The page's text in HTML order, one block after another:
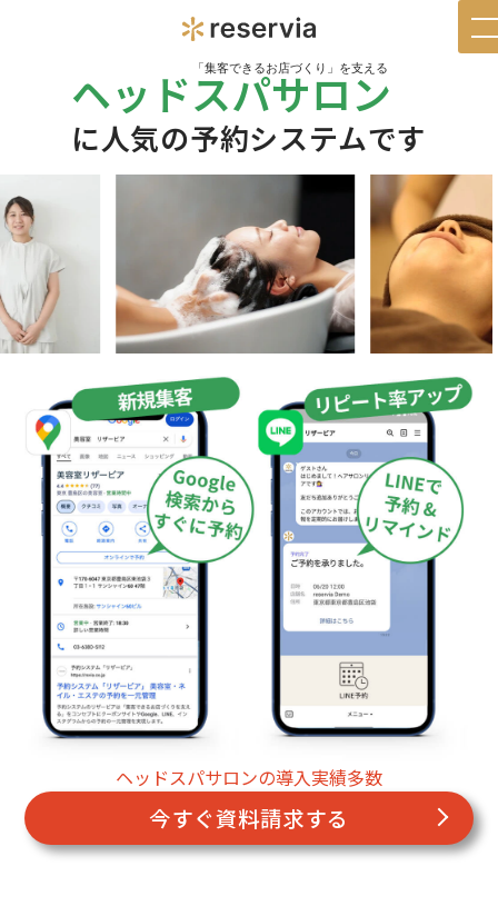
「集客できるお店づくり」を支える
ヘッドスパサロン
に人気の予約システムです
ヘッドスパサロンの導入実績多数
今すぐ資料請求する